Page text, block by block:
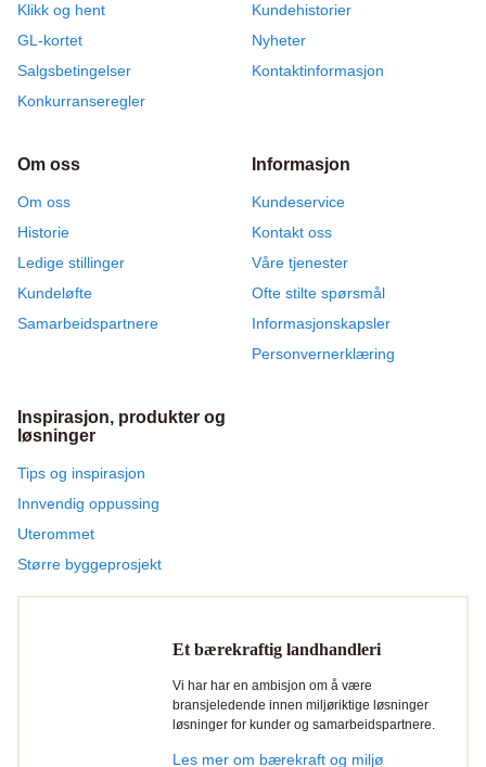
Klikk og hent
GL-kortet
Salgsbetingelser
Konkurranseregler
Kundehistorier
Nyheter
Kontaktinformasjon
Om oss
Om oss
Historie
Ledige stillinger
Kundeløfte
Samarbeidspartnere
Informasjon
Kundeservice
Kontakt oss
Våre tjenester
Ofte stilte spørsmål
Informasjonskapsler
Personvernerklæring
Inspirasjon, produkter og
løsninger
Tips og inspirasjon
Innvendig oppussing
Uterommet
Større byggeprosjekt
Et bærekraftig landhandleri
Vi har har en ambisjon om å være
bransjeledende innen miljøriktige løsninger
løsninger for kunder og samarbeidspartnere.
Les mer om bærekraft og miljø